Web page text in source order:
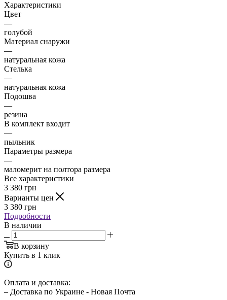
Характеристики
Цвет
—
голубой
Материал снаружи
—
натуральная кожа
Стелька
—
натуральная кожа
Подошва
—
резина
В комплект входит
—
пыльник
Параметры размера
—
маломерит на полтора размера
Все характеристики
3 380 грн
Варианты цен
3 380 грн
Подробности
В наличии
В корзину
Купить в 1 клик
Оплата и доставка:
– Доставка по Украине - Новая Почта